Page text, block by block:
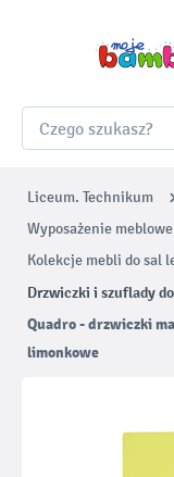
Liceum. Technikum
Wyposażenie
Kolekcje mebli do sal
Drzwiczki i szuflady
Quadro - drzwiczki
limonkowe